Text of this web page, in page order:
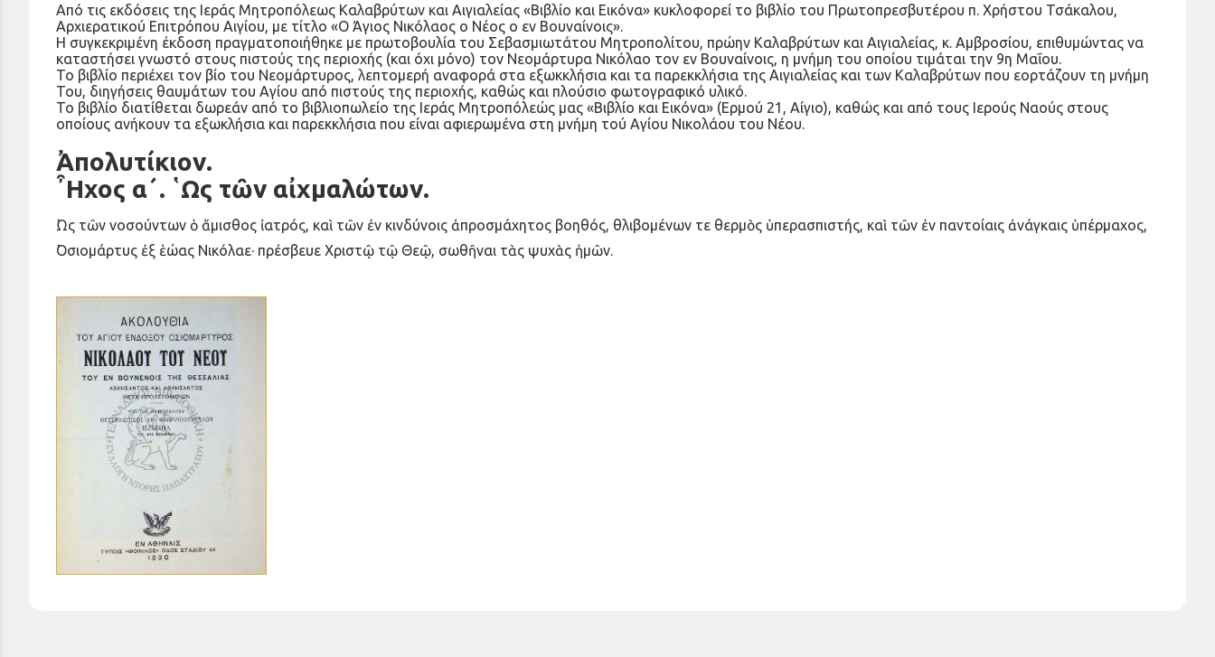
Από τις εκδόσεις της Ιεράς Μητροπόλεως Καλαβρύτων και Αιγιαλείας «Βιβλίο και Εικόνα» κυκλοφορεί το βιβλίο του Πρωτοπρεσβυτέρου π. Χρήστου Τσάκαλου,
Αρχιερατικού Επιτρόπου Αιγίου, με τίτλο «Ο Άγιος Νικόλαος ο Νέος ο εν Βουναίνοις».
Η συγκεκριμένη έκδοση πραγματοποιήθηκε με πρωτοβουλία του Σεβασμιωτάτου Μητροπολίτου, πρώην Καλαβρύτων και Αιγιαλείας, κ. Αμβροσίου, επιθυμώντας να
καταστήσει γνωστό στους πιστούς της περιοχής (και όχι μόνο) τον Νεομάρτυρα Νικόλαο τον εν Βουναίνοις, η μνήμη του οποίου τιμάται την 9η Μαΐου.
Το βιβλίο περιέχει τον βίο του Νεομάρτυρος, λεπτομερή αναφορά στα εξωκκλήσια και τα παρεκκλήσια της Αιγιαλείας και των Καλαβρύτων που εορτάζουν τη μνήμη
Του, διηγήσεις θαυμάτων του Αγίου από πιστούς της περιοχής, καθώς και πλούσιο φωτογραφικό υλικό.
Το βιβλίο διατίθεται δωρεάν από το βιβλιοπωλείο της Ιεράς Μητροπόλεώς μας «Βιβλίο και Εικόνα» (Ερμού 21, Αίγιο), καθώς και από τους Ιερούς Ναούς στους
οποίους ανήκουν τα εξωκλήσια και παρεκκλήσια που είναι αφιερωμένα στη μνήμη τού Αγίου Νικολάου του Νέου.
᾿Απολυτίκιον.
῏Ηχος α΄. ῾Ως τῶν αἰχμαλώτων.
῾Ως τῶν νοσούντων ὁ ἄμισθος ἰατρός, καὶ τῶν ἐν κινδύνοις ἀπροσμάχητος βοηθός, θλιβομένων τε θερμὸς ὑπερασπιστής, καὶ τῶν ἐν παντοίαις ἀνάγκαις ὑπέρμαχος,
῾Οσιομάρτυς ἐξ ἑώας Νικόλαε· πρέσβευε Χριστῷ τῷ Θεῷ, σωθῆναι τὰς ψυχὰς ἡμῶν.